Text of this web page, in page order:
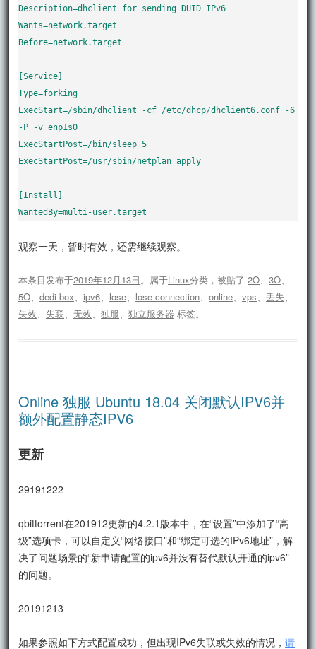
Description=dhclient for sending DUID IPv6
Wants=network.target
Before=network.target
[Service]
Type=forking
ExecStart=/sbin/dhclient -cf /etc/dhcp/dhclient6.conf -6
-P -v enp1s0
ExecStartPost=/bin/sleep 5
ExecStartPost=/usr/sbin/netplan apply
[Install]
WantedBy=multi-user.target
观察一天，暂时有效，还需继续观察。
本条目发布于2019年12月13日 。属于Linux分类，被贴了2O 、3O
5O 、dedi box 、ipv6 lose lose connection 、online 、vps 、丢失
失效
失联 、无效 、独服 、独立服务器 标签。
Online 独服 Ubuntu 18.04 关闭默认IPV6并
额外配置静态IPV6
更新
29191222
qbittorrent在201912更新的4.2.1版本中，在“设置”中添加了“高
级”选项卡，可以自定义“网络接口”和“绑定可选的IPv6地址”，解
决了问题场景的“新申请配置的ipv6并没有替代默认开通的ipv6”
的问题。
20191213
如果参照如下方式配置成功，但出现IPv6失联或失效的情况，请